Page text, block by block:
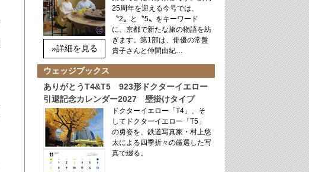
»詳細を見る
25周年を迎える今号では、
〝2〟と〝5〟をキーワード
に、京都で新たな旅の物語を紡
ぎます。第1部は、俳優の常盤
貴子さんと仲間由紀…
ウェッジブックス
ありがとうT4&T5 923形ドクターイエロー
引退記念カレンダー2027 壁掛けタイプ
ドクターイエロー「T4」、そ
してドクターイエロー「T5」
の勇姿を、鉄道写真家・村上悠
太による四季折々の厳選した写
真で綴る。